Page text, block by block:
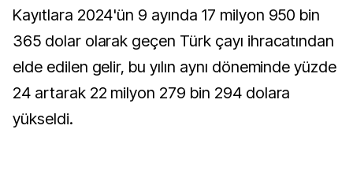
Kayıtlara 2024'ün 9 ayında 17 milyon 950 bin
365 dolar olarak geçen Türk çayı ihracatından
elde edilen gelir, bu yılın aynı döneminde yüzde
24 artarak 22 milyon 279 bin 294 dolara
yükseldi.